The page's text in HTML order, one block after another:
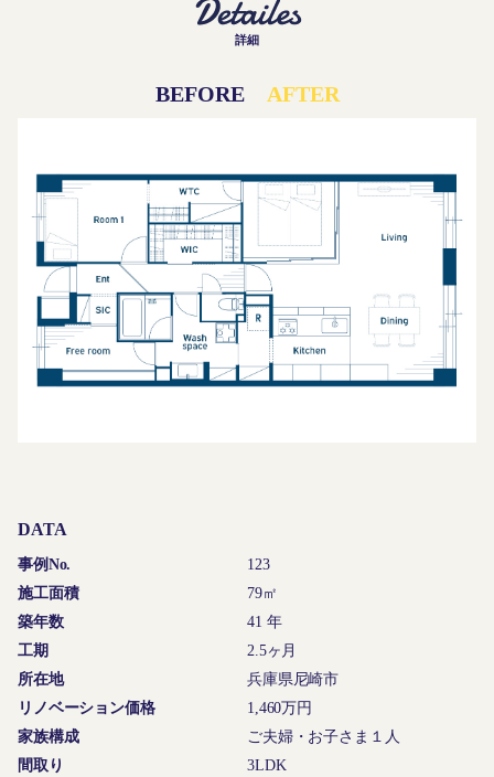
詳細
BEFORE AFTER
DATA
事例No.
123
施工面積
79㎡
築年数
41 年
工期
2.5ヶ月
所在地
兵庫県尼崎市
リノベーション価格
1,460万円
家族構成
ご夫婦・お子さま１人
間取り
3LDK